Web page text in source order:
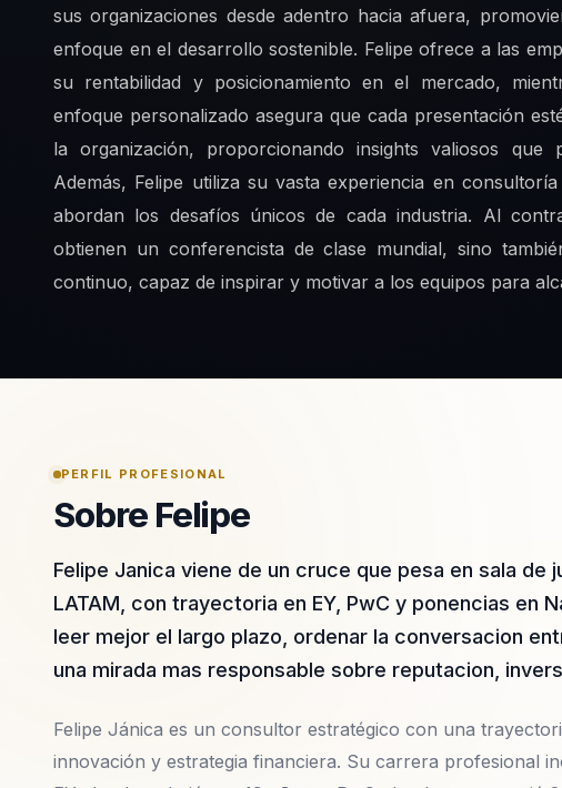
sus organizaciones desde adentro hacia afuera,
enfoque en el desarrollo sostenible. Felipe ofrece a las
su rentabilidad y posicionamiento en el mercado,
enfoque personalizado asegura que cada presentación
la organización, proporcionando insights valiosos que
Además, Felipe utiliza su vasta experiencia en
abordan los desafíos únicos de cada industria. Al
obtienen un conferencista de clase mundial, sino
continuo, capaz de inspirar y motivar a los equipos para
PERFIL PROFESIONAL
Sobre Felipe
Felipe Janica viene de un cruce que pesa en sala de
LATAM, con trayectoria en EY, PwC y ponencias en
leer mejor el largo plazo, ordenar la conversacion
una mirada mas responsable sobre reputacion,
Felipe Jánica es un consultor estratégico con una
innovación y estrategia financiera. Su carrera profesional